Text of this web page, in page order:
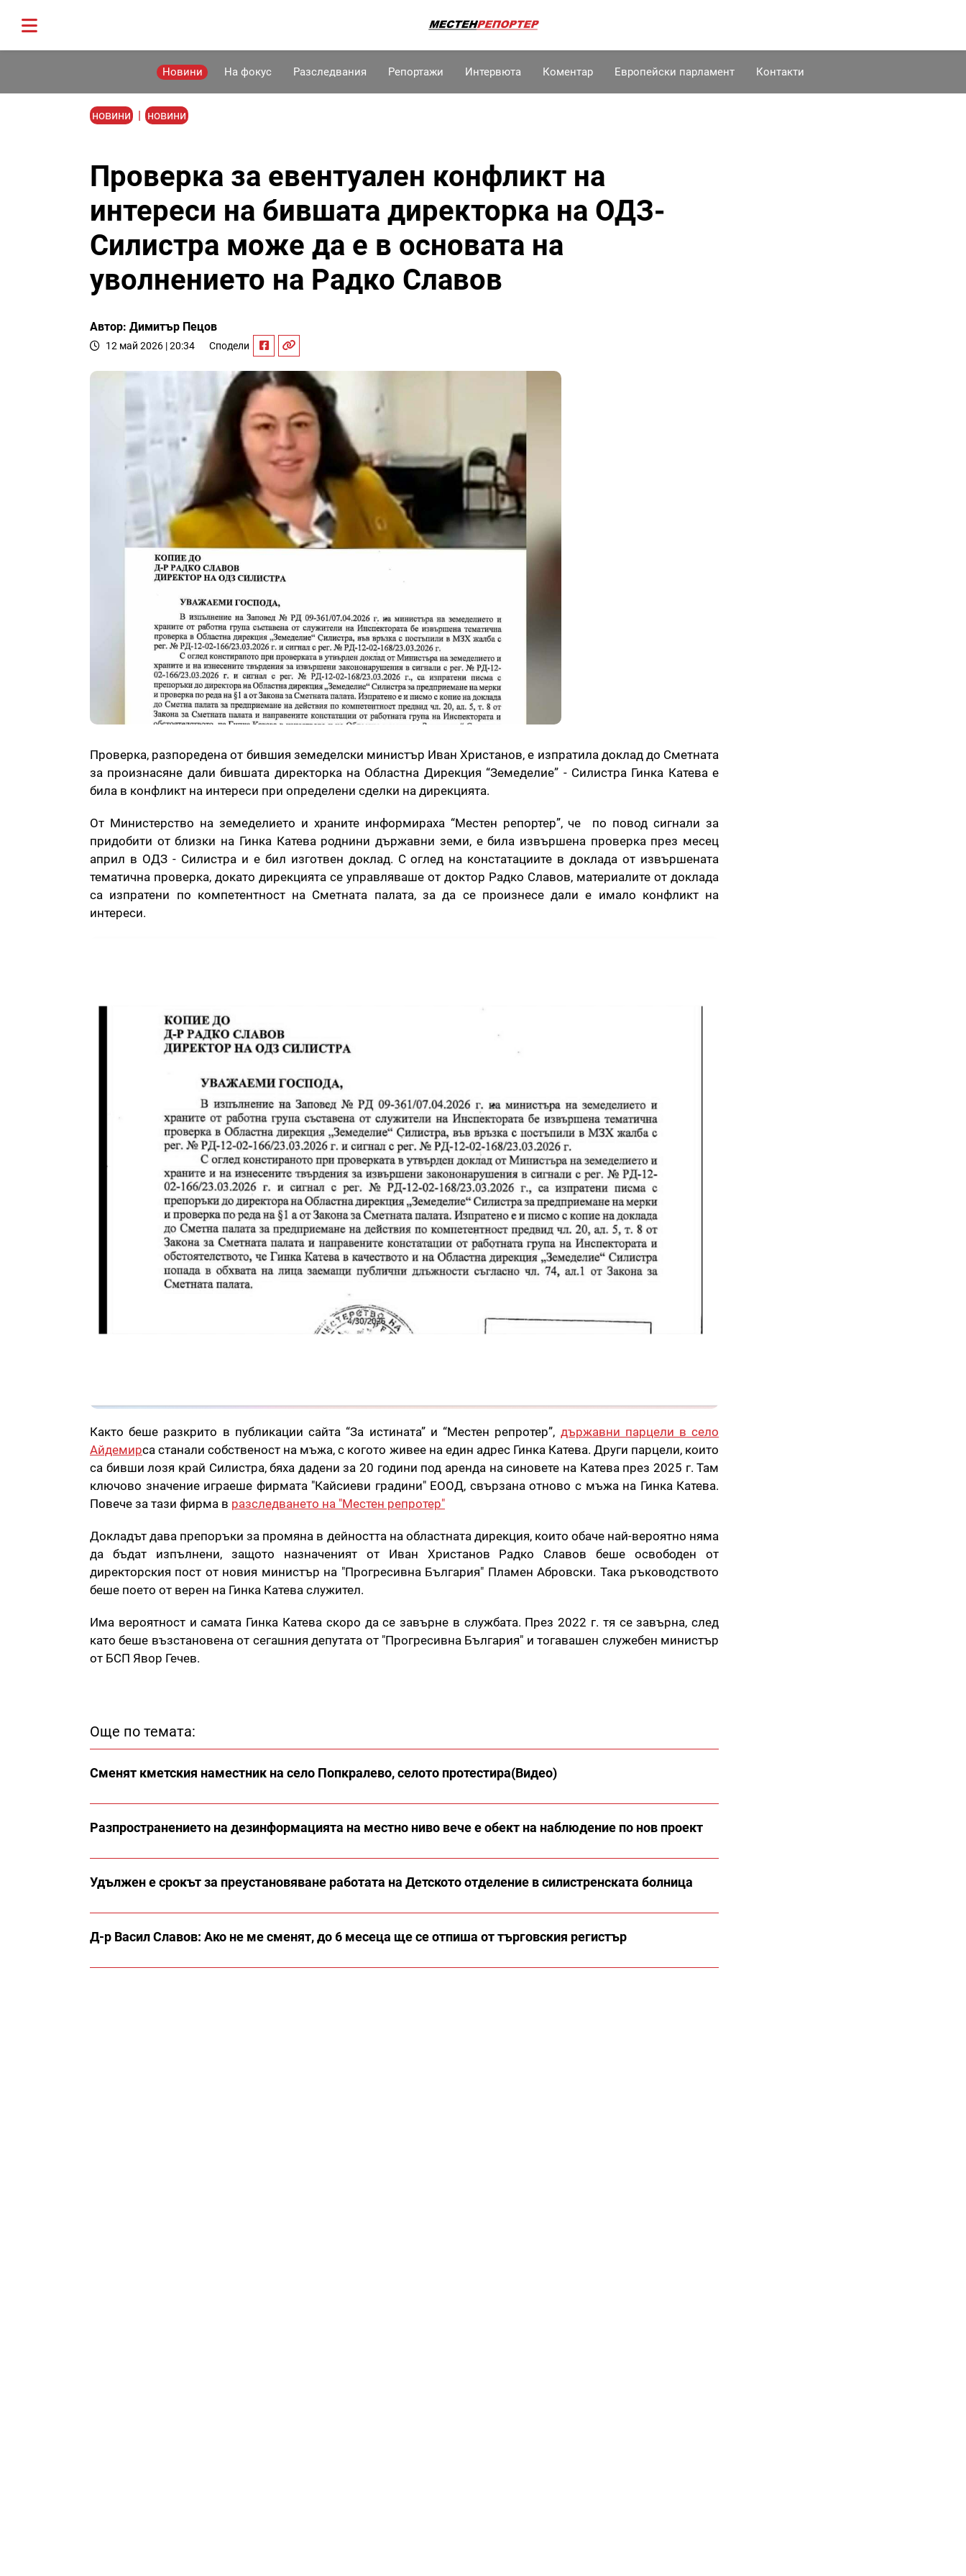
Новини На фокус Разследвания Репортажи Интервюта Коментар Европейски парламент Контакти
новини | новини
Проверка за евентуален конфликт на
интереси на бившата директорка на ОДЗ-
Силистра може да е в основата на
уволнението на Радко Славов
Автор: Димитър Пецов
12 май 2026 | 20:34 Сподели
Проверка, разпоредена от бившия земеделски министър Иван Христанов, е изпратила доклад до Сметната
за произнасяне дали бившата директорка на Областна Дирекция “Земеделие” - Силистра Гинка Катева е
била в конфликт на интереси при определени сделки на дирекцията.
От Министерство на земеделието и храните информираха “Местен репортер”, че по повод сигнали за
придобити от близки на Гинка Катева роднини държавни земи, е била извършена проверка през месец
април в ОДЗ - Силистра и е бил изготвен доклад. С оглед на констатациите в доклада от извършената
тематична проверка, докато дирекцията се управляваше от доктор Радко Славов, материалите от доклада
са изпратени по компетентност на Сметната палата, за да се произнесе дали е имало конфликт на
интереси.
Както беше разкрито в публикации сайта “За истината” и “Местен репротер”, държавни парцели в село
Айдемирса станали собственост на мъжа, с когото живее на един адрес Гинка Катева. Други парцели, които
са бивши лозя край Силистра, бяха дадени за 20 години под аренда на синовете на Катева през 2025 г. Там
ключово значение играеше фирмата "Кайсиеви градини" ЕООД, свързана отново с мъжа на Гинка Катева.
Повече за тази фирма в разследването на "Местен репротер"
Докладът дава препоръки за промяна в дейността на областната дирекция, които обаче най-вероятно няма
да бъдат изпълнени, защото назначеният от Иван Христанов Радко Славов беше освободен от
директорския пост от новия министър на "Прогресивна България" Пламен Абровски. Така ръководството
беше поето от верен на Гинка Катева служител.
Има вероятност и самата Гинка Катева скоро да се завърне в службата. През 2022 г. тя се завърна, след
като беше възстановена от сегашния депутата от "Прогресивна България" и тогавашен служебен министър
от БСП Явор Гечев.
Още по темата:
Сменят кметския наместник на село Попкралево, селото протестира(Видео)
Разпространението на дезинформацията на местно ниво вече е обект на наблюдение по нов проект
Удължен е срокът за преустановяване работата на Детското отделение в силистренската болница
Д-р Васил Славов: Ако не ме сменят, до 6 месеца ще се отпиша от търговския регистър